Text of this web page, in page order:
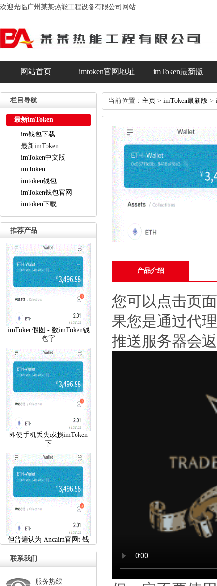
欢迎光临广州某某热能工程设备有限公司网站！
网站首页 imtoken官网地址 imToken最新版
im钱包下载 最新imToken
栏目导航
最新imToken
im钱包下载
最新imToken
imToken中文版
imToken
imtoken钱包
imToken钱包官网
imtoken下载
推荐产品
imToken假图 - 数imToken钱
包字
即使手机丢失或损imToken
下
但普遍认为 Ancaim官网t 钱
联系我们
服务热线
当前位置： 主页 > imToken最新版 >
产品介绍
您可以点击页
果您是通过代
推送服务器会